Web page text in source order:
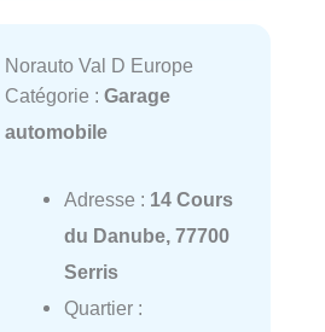
Norauto Val D Europe
Catégorie : Garage
automobile
Adresse : 14 Cours
du Danube, 77700
Serris
Quartier :